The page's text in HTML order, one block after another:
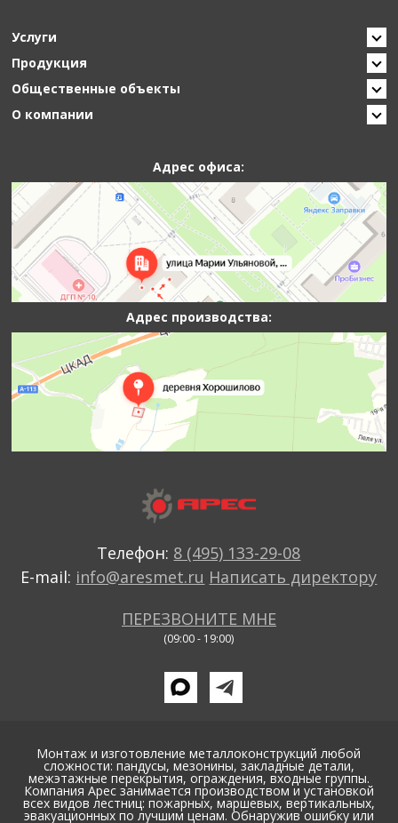
Услуги
Продукция
Общественные объекты
О компании
Адрес офиса:
Адрес производства:
Телефон: 8 (495) 133-29-08
E-mail: info@aresmet.ru Написать директору
ПЕРЕЗВОНИТЕ МНЕ
(09:00 - 19:00)
Монтаж и изготовление металлоконструкций любой
сложности: пандусы, мезонины, закладные детали,
межэтажные перекрытия, ограждения, входные группы.
Компания Арес занимается производством и установкой
всех видов лестниц: пожарных, маршевых, вертикальных,
эвакуационных по лучшим ценам. Обнаружив ошибку или